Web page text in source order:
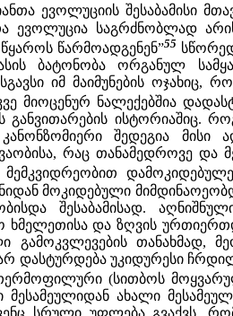
ევოლუციის შესაბამისი
ევოლუცია საგრძნობლად
წარმოადგენენ”55
ბატონობა ორგანულ
იმ მაიმუნების
მიოცენურ ნალექებშია
ისტორიაშიც.
შედეგია მისი
რაც თანამედროვე და
მოკიდებული
შესაბამისად.
და ზღვის
გამოკვლევების თანახმად,
დასტურდება უკიდურესი
(სითბოს
ახალი
სრული უფლება გვაქვს,